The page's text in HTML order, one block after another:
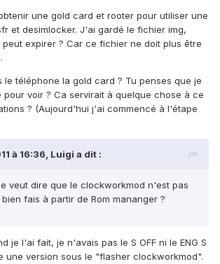
une gold card et rooter pour utiliser une
et desimlocker. J'ai gardé le fichier img,
expirer ? Car ce fichier ne doit plus être
le téléphone la gold card ? Tu penses que je
voir ? Ca servirait à quelque chose à ce
? (Aujourd'hui j'ai commencé à l'étape
à 16:36, Luigi a dit :
veut dire que le clockworkmod n'est pas
fais à partir de Rom mananger ?
je l'ai fait, je n'avais pas le S OFF ni le ENG S
une version sous le "flasher clockworkmod".